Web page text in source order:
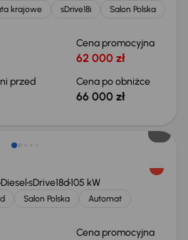
krajowe sDrive18i
Salon Polska
Cena promocyjna
62 000 zł
przed
Cena po obniżce
66 000 zł
DieselsDrive18d105 kW
Salon Polska
Automat
Cena promocyjna